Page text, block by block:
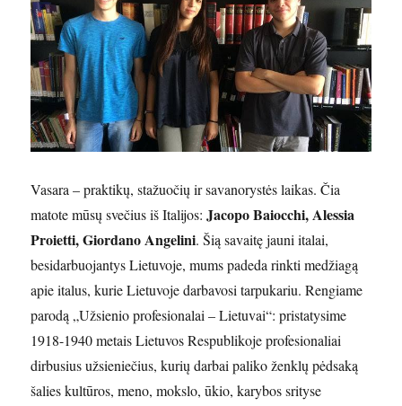
Vasara – praktikų, stažuočių ir savanorystės laikas. Čia
matote mūsų svečius iš Italijos:Jacopo Baiocchi, Alessia
Proietti, Giordano Angelini. Šią savaitę jauni italai,
besidarbuojantys Lietuvoje, mums padeda rinkti medžiagą
apie italus, kurie Lietuvoje darbavosi tarpukariu. Rengiame
parodą „Užsienio profesionalai – Lietuvai“: pristatysime
1918-1940 metais Lietuvos Respublikoje profesionaliai
dirbusius užsieniečius, kurių darbai paliko ženklų pėdsaką
šalies kultūros, meno, mokslo, ūkio, karybos srityse